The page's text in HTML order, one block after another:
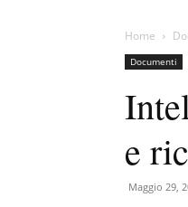
Home
Documenti
e
Maggio 29,